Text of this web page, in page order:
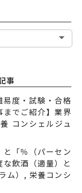
事
度・試験・合格
でご紹介】業界
コンシェルジュ
「％（パーセン
飲酒（適量）と
ム）, 栄養コンシ